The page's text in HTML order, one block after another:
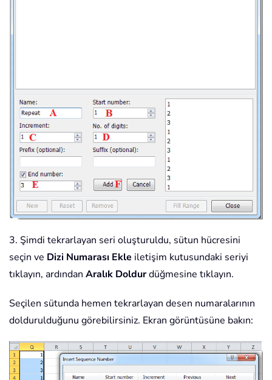
3. Şimdi tekrarlayan seri oluşturuldu, sütun hücresini
seçin ve Dizi Numarası Ekle iletişim kutusundaki seriyi
tıklayın, ardından Aralık Doldurdüğmesine tıklayın.
Seçilen sütunda hemen tekrarlayan desen numaralarının
doldurulduğunu görebilirsiniz. Ekran görüntüsüne bakın: